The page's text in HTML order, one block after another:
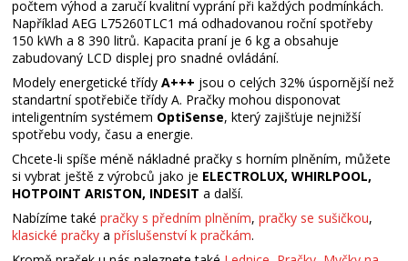
počtem výhod a zaručí kvalitní vyprání při každých podmínkách.
Například AEG L75260TLC1 má odhadovanou roční spotřeby
150 kWh a 8 390 litrů. Kapacita praní je 6 kg a obsahuje
zabudovaný LCD displej pro snadné ovládání.
Modely energetické třídyA+++ jsou o celých 32% úspornější než
standartní spotřebiče třídy A. Pračky mohou disponovat
inteligentním systémem OptiSense, který zajišťuje nejnižší
spotřebu vody, času a energie.
Chcete-li spíše méně nákladné pračky s horním plněním, můžete
si vybrat ještě z výrobců jako je ELECTROLUX, WHIRLPOOL,
HOTPOINT ARISTON, INDESIT a další.
Nabízíme taképračky s předním plněním,pračky se sušičkou,
klasické pračky apříslušenství k pračkám.